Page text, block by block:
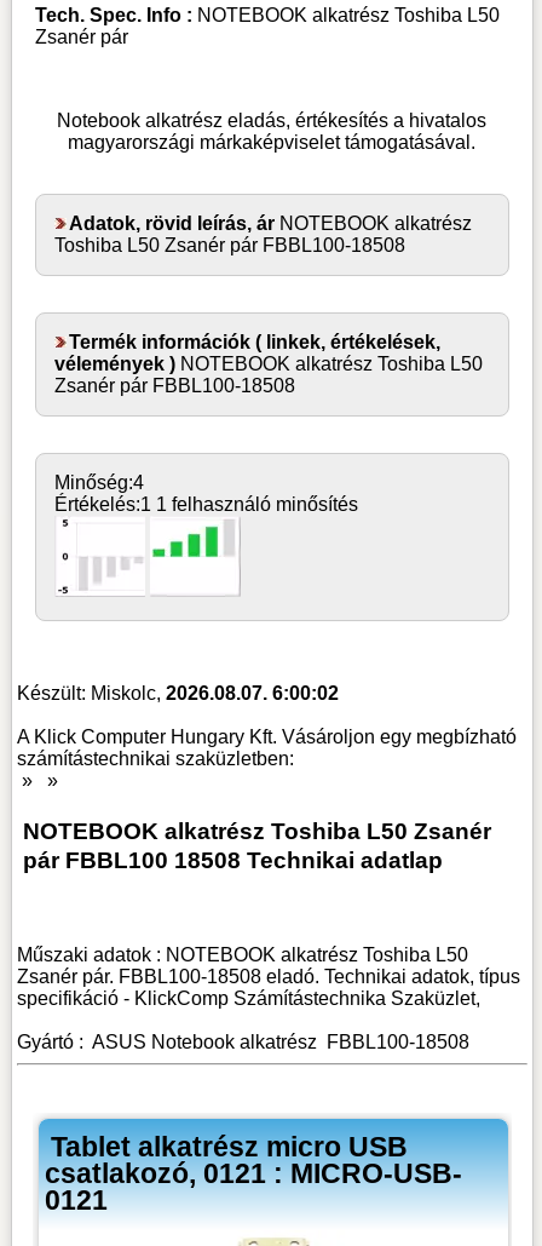
Tech. Spec. Info : NOTEBOOK alkatrész Toshiba L50
Zsanér pár
Notebook alkatrész eladás, értékesítés a hivatalos
magyarországi márkaképviselet támogatásával.
Adatok, rövid leírás, ár NOTEBOOK alkatrész
Toshiba L50 Zsanér pár FBBL100-18508
Termék információk ( linkek, értékelések,
vélemények ) NOTEBOOK alkatrész Toshiba L50
Zsanér pár FBBL100-18508
Minőség:4
Értékelés:1 1 felhasználó minősítés
Készült: Miskolc,2026.08.07. 6:00:02
A Klick Computer Hungary Kft. Vásároljon egy megbízható
számítástechnikai szaküzletben:
»
»
NOTEBOOK alkatrész Toshiba L50 Zsanér
pár FBBL100 18508 Technikai adatlap
Műszaki adatok : NOTEBOOK alkatrész Toshiba L50
Zsanér pár. FBBL100-18508 eladó. Technikai adatok, típus
specifikáció - KlickComp Számítástechnika Szaküzlet,
Gyártó :ASUS Notebook alkatrész FBBL100-18508
Tablet alkatrész micro USB
csatlakozó, 0121 : MICRO-USB-
0121